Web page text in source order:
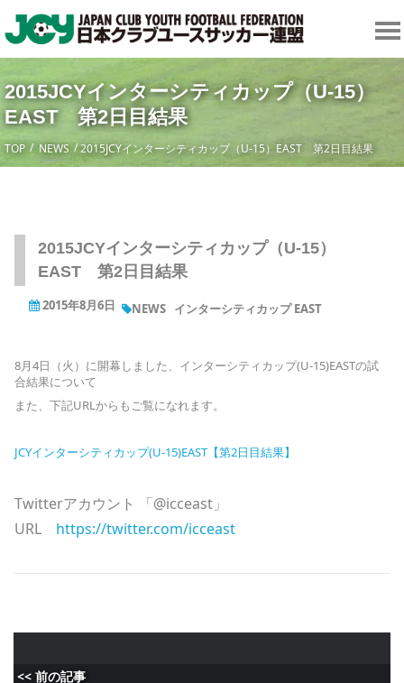
2015JCYインターシティカップ（U-15）
EAST 第2日目結果
TOP NEWS 2015JCYインターシティカップ（U-15）EAST 第2日目結果
2015JCYインターシティカップ（U-15）
EAST 第2日目結果
2015年8月6日 NEWS インターシティカップ EAST
8月4日（火）に開幕しました、インターシティカップ(U-15)EASTの試
合結果について
また、下記URLからもご覧になれます。
JCYインターシティカップ(U-15)EAST【第2日目結果】
Twitterアカウント 「@icceast」
URL https://twitter.com/icceast
<< 前の記事